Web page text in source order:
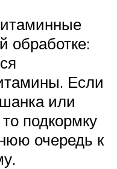
обработке:
Если
или
подкормку
очередь к